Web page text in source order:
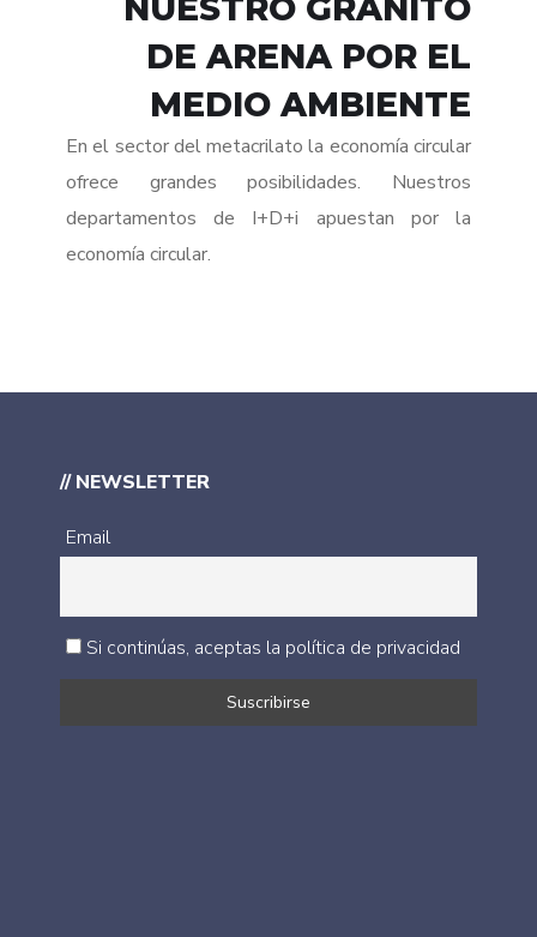
NUESTRO GRANITO
DE ARENA POR EL
MEDIO AMBIENTE
En el sector del metacrilato la economía circular
ofrece grandes posibilidades. Nuestros
departamentos de I+D+i apuestan por la
economía circular.
// NEWSLETTER
Email
Si continúas, aceptas la política de privacidad